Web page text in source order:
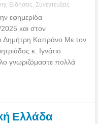
, Ειδήσεις Συνεντεύξεις
εφημερίδα
και στον
Δημήτρη Καπράνο Με τον
κ. Ιγνάτιο
γνωριζόμαστε πολλά
Ελλάδα